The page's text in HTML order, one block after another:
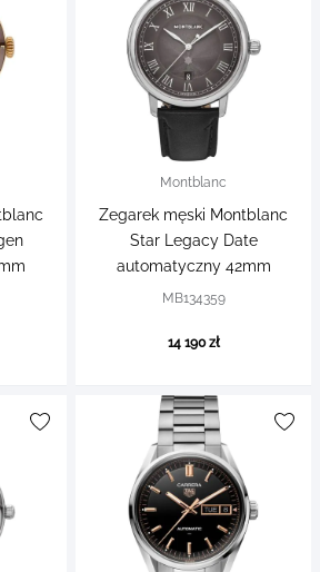
Montblanc
Zegarek męski Montblanc
Star Legacy Date
automatyczny 42mm
MB134359
14 190 zł